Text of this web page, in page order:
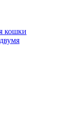
кошки